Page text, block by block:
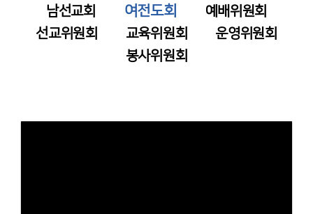
남선교회 여전도회
예배위원회
선교위원회
교육위원회
운영위원회
봉사위원회